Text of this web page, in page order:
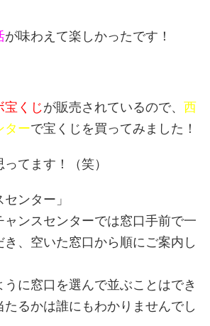
が味わえて楽しかったです！
宝くじが販売されているので、 西
ターで宝くじを買ってみました！
てます！（笑）
ンター」
ャンスセンターでは窓口手前で一
、空いた窓口から順にご案内し
に窓口を選んで並ぶことはでき
るかは誰にもわかりませんでし